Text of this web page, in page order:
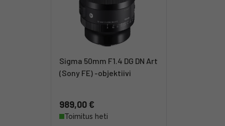
Sigma 50mm F1.4 DG DN Art
(Sony FE) -objektiivi
989,00 €
Toimitus heti